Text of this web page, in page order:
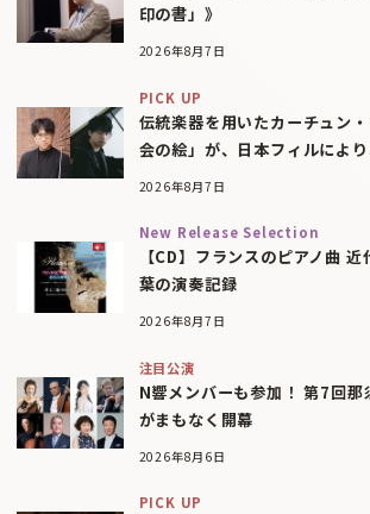
印の書」》
2026年8月7日
PICK UP
伝統楽器を用いたカーチュン
会の絵」が、日本フィルにより
2026年8月7日
New Release Selection
【CD】フランスのピアノ曲
葉の演奏記録
2026年8月7日
注目公演
N響メンバーも参加！ 第7回那
がまもなく開幕
2026年8月6日
PICK UP